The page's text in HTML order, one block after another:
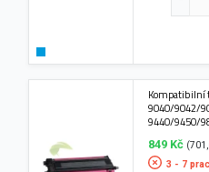
Kompatibilní
9040/9042/
9440/9450/
849 Kč
3 - 7